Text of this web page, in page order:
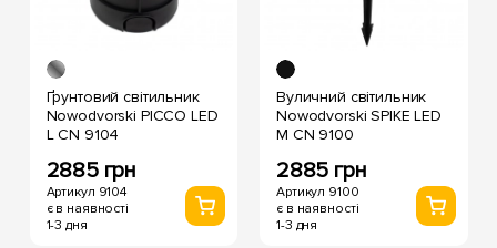
Ґрунтовий світильник
Nowodvorski PICCO LED
L CN 9104
2885 грн
Артикул 9104
є в наявності
1-3 дня
Вуличний світильник
Nowodvorski SPIKE LED
M CN 9100
2885 грн
Артикул 9100
є в наявності
1-3 дня